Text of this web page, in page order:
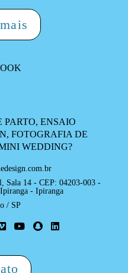
PARTO, ENSAIO
FOTOGRAFIA DE
WEDDING?
Sala 14 - CEP: 04203-003 -
- Ipiranga
/ SP